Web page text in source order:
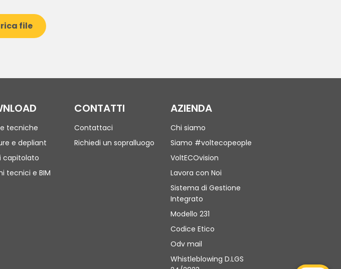
file
tecniche
e depliant
capitolato
tecnici e BIM
CONTATTI
Contattaci
Richiedi un sopralluogo
AZIENDA
Chi siamo
Siamo #voltecopeople
VoltECOvision
Lavora con Noi
Sistema di Gestione
Integrato
Modello 231
Codice Etico
Odv mail
Whistleblowing D.LGS